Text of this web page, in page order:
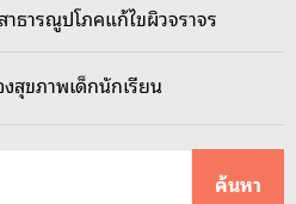
ธารณูปโภคแก้ไขผิวจราจร
สุขภาพเด็กนักเรียน